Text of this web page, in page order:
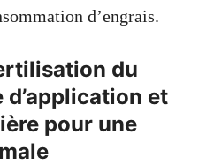
d’engrais.
du
et
pour une